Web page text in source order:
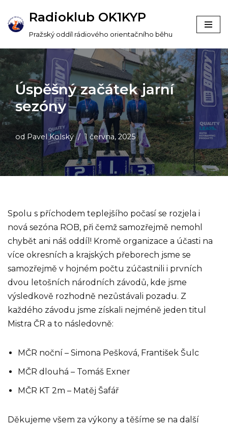
Přeskočit
obsah
Radioklub OK1KYP
Pražský oddíl rádiového orientačního běhu
Úspěšný začátek jarní
sezóny
od Pavel Kolský 1 června, 2025
Spolu s příchodem teplejšího počasí se rozjela i
nová sezóna ROB, při čemž samozřejmě nemohl
chybět ani náš oddíl! Kromě organizace a účasti na
více okresních a krajských přeborech jsme se
samozřejmě v hojném počtu zúčastnili i prvních
dvou letošních národních závodů, kde jsme
výsledkově rozhodně nezůstávali pozadu. Z
každého závodu jsme získali nejméně jeden titul
Mistra ČR a to následovně:
MČR noční – Simona Pešková, František Šulc
MČR dlouhá – Tomáš Exner
MČR KT 2m – Matěj Šafář
Děkujeme všem za výkony a těšíme se na další